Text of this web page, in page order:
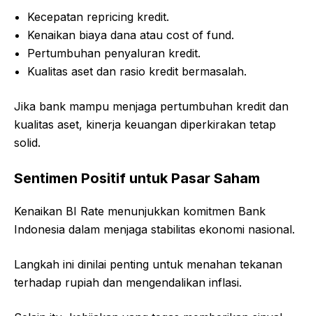
Kecepatan repricing kredit.
Kenaikan biaya dana atau cost of fund.
Pertumbuhan penyaluran kredit.
Kualitas aset dan rasio kredit bermasalah.
Jika bank mampu menjaga pertumbuhan kredit dan
kualitas aset, kinerja keuangan diperkirakan tetap
solid.
Sentimen Positif untuk Pasar Saham
Kenaikan BI Rate menunjukkan komitmen Bank
Indonesia dalam menjaga stabilitas ekonomi nasional.
Langkah ini dinilai penting untuk menahan tekanan
terhadap rupiah dan mengendalikan inflasi.